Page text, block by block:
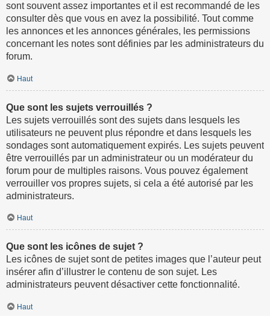
sont souvent assez importantes et il est recommandé de les
consulter dès que vous en avez la possibilité. Tout comme
les annonces et les annonces générales, les permissions
concernant les notes sont définies par les administrateurs du
forum.
Haut
Que sont les sujets verrouillés ?
Les sujets verrouillés sont des sujets dans lesquels les
utilisateurs ne peuvent plus répondre et dans lesquels les
sondages sont automatiquement expirés. Les sujets peuvent
être verrouillés par un administrateur ou un modérateur du
forum pour de multiples raisons. Vous pouvez également
verrouiller vos propres sujets, si cela a été autorisé par les
administrateurs.
Haut
Que sont les icônes de sujet ?
Les icônes de sujet sont de petites images que l’auteur peut
insérer afin d’illustrer le contenu de son sujet. Les
administrateurs peuvent désactiver cette fonctionnalité.
Haut